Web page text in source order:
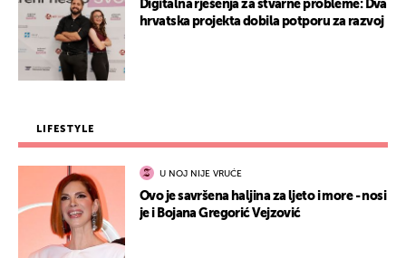
Digitalna rješenja za stvarne probleme: Dva
hrvatska projekta dobila potporu za razvoj
LIFESTYLE
U NOJ NIJE VRUĆE
Ovo je savršena haljina za ljeto i more - nosi
je i Bojana Gregorić Vejzović